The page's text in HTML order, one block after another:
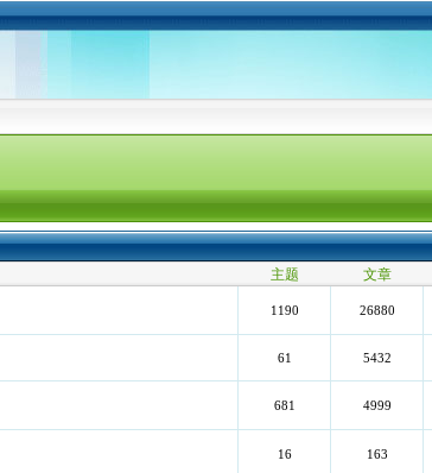
主题 文章
1190 26880
61 5432
681 4999
16 163